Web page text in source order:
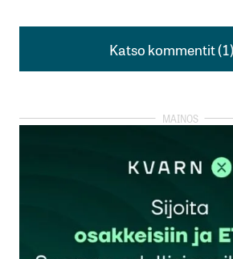
Katso kommentit (1)
Katso kommentit (1)
jokapäiväiseen
lapsilisät ollenkaan.lapsilisä on
toimeentulon turvaamiseksi sillä
24.3.2024 at 17:26